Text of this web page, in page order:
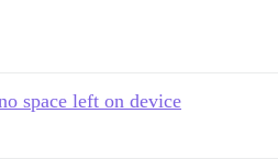
space left on device